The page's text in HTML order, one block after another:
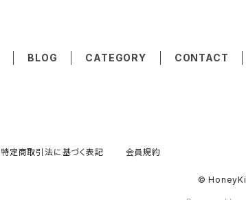
BLOG CATEGORY CONTACT
特定商取引法に基づく表記 会員規約
©